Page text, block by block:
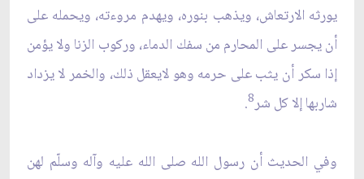
يورثه الارتعاش، ويذهب بنوره، ويهدم مروءته، ويحمله على
أن يجسر على المحارم من سفك الدماء، وركوب الزنا ولا يؤمن
إذا سكر أن يثب على حرمه وهو لايعقل ذلك، والخمر لا يزداد
شاربها إلا كل شر8
.
وفي الحديث أن رسول الله صلى الله عليه وآله وسلّم لهن